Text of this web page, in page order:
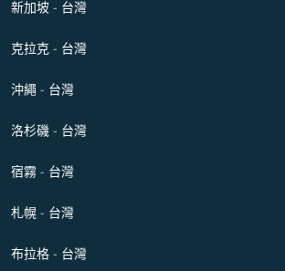
新加坡 - 台灣
克拉克 - 台灣
沖繩 - 台灣
洛杉磯 - 台灣
宿霧 - 台灣
札幌 - 台灣
布拉格 - 台灣